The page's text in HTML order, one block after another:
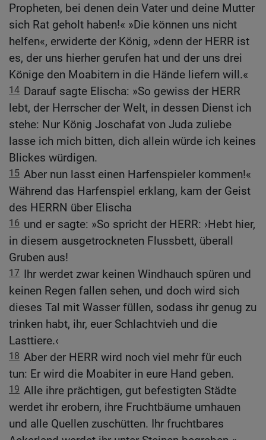
Propheten, bei denen dein Vater und deine Mutter
sich Rat geholt haben!« »Die können uns nicht
helfen«, erwiderte der König, »denn der HERR ist
es, der uns hierher gerufen hat und der uns drei
Könige den Moabitern in die Hände liefern will.«
14 Darauf sagte Elischa: »So gewiss der HERR
lebt, der Herrscher der Welt, in dessen Dienst ich
stehe: Nur König Joschafat von Juda zuliebe
lasse ich mich bitten, dich allein würde ich keines
Blickes würdigen.
15 Aber nun lasst einen Harfenspieler kommen!«
Während das Harfenspiel erklang, kam der Geist
des HERRN über Elischa
16 und er sagte: »So spricht der HERR: ›Hebt hier,
in diesem ausgetrockneten Flussbett, überall
Gruben aus!
17 Ihr werdet zwar keinen Windhauch spüren und
keinen Regen fallen sehen, und doch wird sich
dieses Tal mit Wasser füllen, sodass ihr genug zu
trinken habt, ihr, euer Schlachtvieh und die
Lasttiere.‹
18 Aber der HERR wird noch viel mehr für euch
tun: Er wird die Moabiter in eure Hand geben.
19 Alle ihre prächtigen, gut befestigten Städte
werdet ihr erobern, ihre Fruchtbäume umhauen
und alle Quellen zuschütten. Ihr fruchtbares